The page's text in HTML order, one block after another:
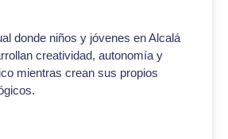
donde niños y jóvenes en Alcalá
creatividad, autonomía y
mientras crean sus propios